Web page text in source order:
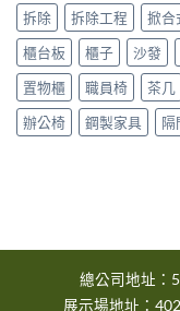
拆除
拆除工程 掀合
櫃台板
櫃子 沙發
置物櫃
職員椅 茶几
辦公椅
鋼製家具 隔
總公司地址：
展示場地址：